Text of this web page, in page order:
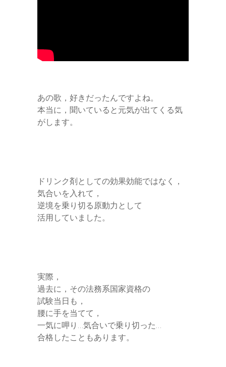
あの歌，好きだったんですよね。
本当に，聞いていると元気が出てくる気
がします。
ドリンク剤としての効果効能ではなく，
気合いを入れて，
逆境を乗り切る原動力として
活用していました。
実際，
過去に，その法務系国家資格の
試験当日も，
腰に手を当てて，
一気に呷り…気合いで乗り切った…
合格したこともあります。